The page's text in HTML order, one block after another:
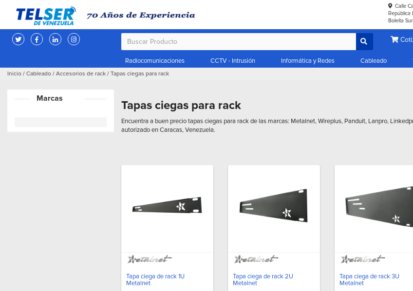
Calle
República
Boleíta
Radiocomunicaciones CCTV - Intrusión Informática y Redes Cableado
Inicio / Cableado / Accesorios de rack / Tapas ciegas para rack
Marcas Tapas ciegas para rack
Encuentra a buen precio tapas ciegas para rack de las marcas: Metalnet, Wireplus, Panduit, Lanpro,
autorizado en Caracas, Venezuela.
Tapa ciega de rack 1U
Metalnet
Tapa ciega de rack 2U
Metalnet
Tapa ciega de rack 3U
Metalnet